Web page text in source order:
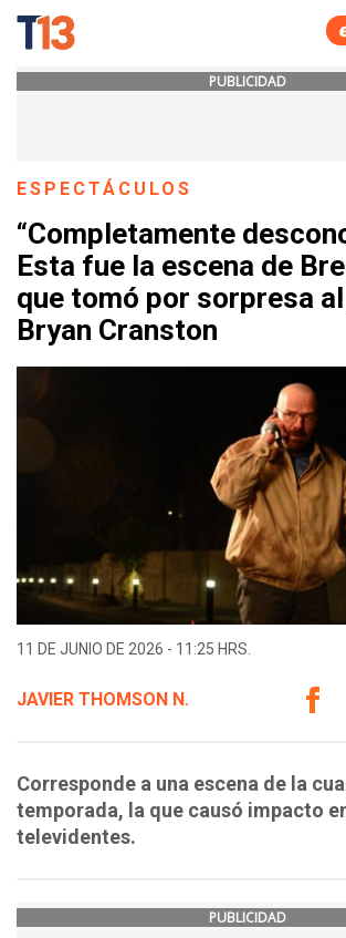
PUBLICIDAD
ESPECTÁCULOS
“Completamente
Esta fue la escena de
que tomó por sorpresa
Bryan Cranston
11 DE JUNIO DE 2026 - 11:25 HRS.
JAVIER THOMSON N.
Corresponde a una escena de la
temporada, la que causó impacto
televidentes.
PUBLICIDAD